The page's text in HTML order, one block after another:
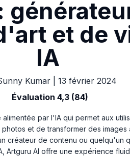
et de
IA
Kumar
13 février 2024
Évaluation 4,3 (84)
par l'IA qui permet aux
et de transformer des
créateur de contenu ou quelqu'un
Artguru AI offre une expérience